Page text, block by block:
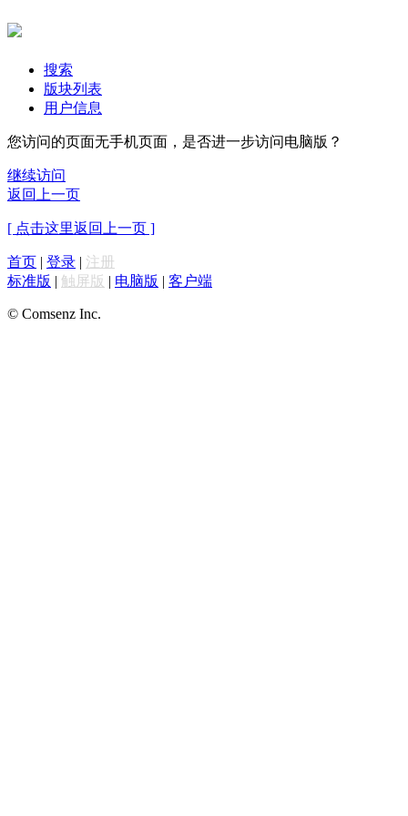
搜索
版块列表
用户信息
您访问的页面无手机页面，是否进一步访问电脑版？
继续访问
返回上一页
[ 点击这里返回上一页 ]
首页 | 登录 | 注册
标准版 | 触屏版 | 电脑版 | 客户端
© Comsenz Inc.